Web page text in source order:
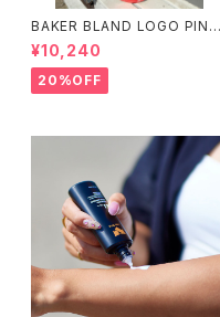
BAKER BLAND LOGO PINK
DECK 8.0 ベイカー ブラン
ド ロゴ デッキ ピンク 8イ
ンチ スケートボード スケボー
¥10,240
20%OFF